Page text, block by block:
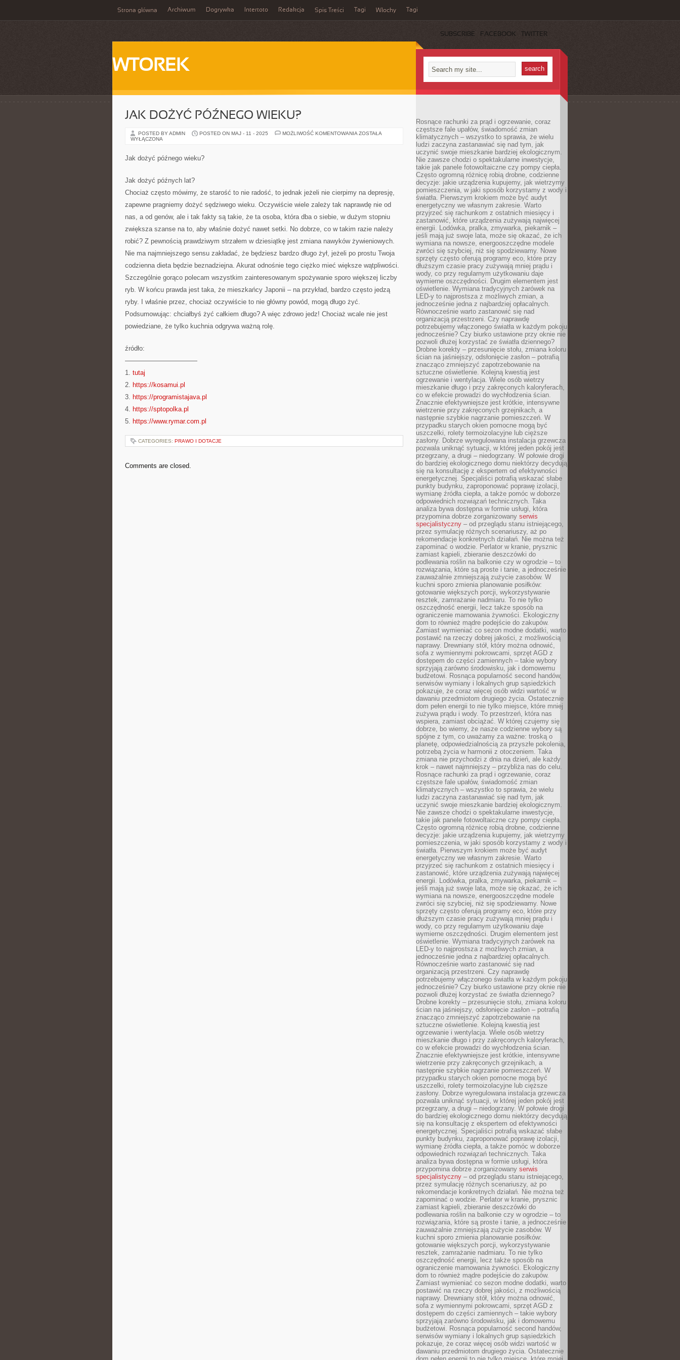
Strona główna Archiwum Dogrywka Intertoto Redakcja Spis Treści Tagi Włochy Tagi
SUBSCRIBE FACEBOOK TWITTER
WTOREK
JAK DOŻYĆ PÓŹNEGO WIEKU?
POSTED BY ADMIN POSTED ON MAJ - 11 - 2025 MOŻLIWOŚĆ KOMENTOWANIA JAK
ZOSTAŁA
WYŁĄCZONA
Jak dożyć późnego wieku?
Jak dożyć późnych lat?
Chociaż często mówimy, że starość to nie radość, to jednak jeżeli nie cierpimy na depresję,
zapewne pragniemy dożyć sędziwego wieku. Oczywiście wiele zależy tak naprawdę nie od
nas, a od genów, ale i tak fakty są takie, że ta osoba, która dba o siebie, w dużym stopniu
zwiększa szanse na to, aby właśnie dożyć nawet setki. No dobrze, co w takim razie należy
robić? Z pewnością prawdziwym strzałem w dziesiątkę jest zmiana nawyków żywieniowych.
Nie ma najmniejszego sensu zakładać, że będziesz bardzo długo żył, jeżeli po prostu Twoja
codzienna dieta będzie beznadziejna. Akurat odnośnie tego ciężko mieć większe wątpliwości.
Szczególnie gorąco polecam wszystkim zainteresowanym spożywanie sporo większej liczby
ryb. W końcu prawda jest taka, że mieszkańcy Japonii – na przykład, bardzo często jedzą
ryby. I właśnie przez, chociaż oczywiście to nie główny powód, mogą długo żyć.
Podsumowując: chciałbyś żyć całkiem długo? A więc zdrowo jedz! Chociaż wcale nie jest
powiedziane, że tylko kuchnia odgrywa ważną rolę.
źródło:
———————————
1. tutaj
2. https://kosamui.pl
3. https://programistajava.pl
4. https://sptopolka.pl
5. https://www.rymar.com.pl
CATEGORIES: PRAWO I DOTACJE
Comments are closed.
Rosnące rachunki za prąd i ogrzewanie, coraz
częstsze fale upałów, świadomość zmian
klimatycznych – wszystko to sprawia, że wielu
ludzi zaczyna zastanawiać się nad tym, jak
uczynić swoje mieszkanie bardziej ekologicznym.
Nie zawsze chodzi o spektakularne inwestycje,
takie jak panele fotowoltaiczne czy pompy ciepła.
Często ogromną różnicę robią drobne, codzienne
decyzje: jakie urządzenia kupujemy, jak wietrzymy
pomieszczenia, w jaki sposób korzystamy z wody i
światła. Pierwszym krokiem może być audyt
energetyczny we własnym zakresie. Warto
przyjrzeć się rachunkom z ostatnich miesięcy i
zastanowić, które urządzenia zużywają najwięcej
energii. Lodówka, pralka, zmywarka, piekarnik –
jeśli mają już swoje lata, może się okazać, że ich
wymiana na nowsze, energooszczędne modele
zwróci się szybciej, niż się spodziewamy. Nowe
sprzęty często oferują programy eco, które przy
dłuższym czasie pracy zużywają mniej prądu i
wody, co przy regularnym użytkowaniu daje
wymierne oszczędności. Drugim elementem jest
oświetlenie. Wymiana tradycyjnych żarówek na
LED-y to najprostsza z możliwych zmian, a
jednocześnie jedna z najbardziej opłacalnych.
Równocześnie warto zastanowić się nad
organizacją przestrzeni. Czy naprawdę
potrzebujemy włączonego światła w każdym pokoju
jednocześnie? Czy biurko ustawione przy oknie nie
pozwoli dłużej korzystać ze światła dziennego?
Drobne korekty – przesunięcie stołu, zmiana koloru
ścian na jaśniejszy, odsłonięcie zasłon – potrafią
znacząco zmniejszyć zapotrzebowanie na
sztuczne oświetlenie. Kolejną kwestią jest
ogrzewanie i wentylacja. Wiele osób wietrzy
mieszkanie długo i przy zakręconych kaloryferach,
co w efekcie prowadzi do wychłodzenia ścian.
Znacznie efektywniejsze jest krótkie, intensywne
wietrzenie przy zakręconych grzejnikach, a
następnie szybkie nagrzanie pomieszczeń. W
przypadku starych okien pomocne mogą być
uszczelki, rolety termoizolacyjne lub cięższe
zasłony. Dobrze wyregulowana instalacja grzewcza
pozwala uniknąć sytuacji, w której jeden pokój jest
przegrzany, a drugi – niedogrzany. W połowie drogi
do bardziej ekologicznego domu niektórzy decydują
się na konsultację z ekspertem od efektywności
energetycznej. Specjaliści potrafią wskazać słabe
punkty budynku, zaproponować poprawę izolacji,
wymianę źródła ciepła, a także pomóc w doborze
odpowiednich rozwiązań technicznych. Taka
analiza bywa dostępna w formie usługi, która
przypomina dobrze zorganizowany serwis
specjalistyczny – od przeglądu stanu istniejącego,
przez symulację różnych scenariuszy, aż po
rekomendacje konkretnych działań. Nie można też
zapominać o wodzie. Perlator w kranie, prysznic
zamiast kąpieli, zbieranie deszczówki do
podlewania roślin na balkonie czy w ogrodzie – to
rozwiązania, które są proste i tanie, a jednocześnie
zauważalnie zmniejszają zużycie zasobów. W
kuchni sporo zmienia planowanie posiłków:
gotowanie większych porcji, wykorzystywanie
resztek, zamrażanie nadmiaru. To nie tylko
oszczędność energii, lecz także sposób na
ograniczenie marnowania żywności. Ekologiczny
dom to również mądre podejście do zakupów.
Zamiast wymieniać co sezon modne dodatki, warto
postawić na rzeczy dobrej jakości, z możliwością
naprawy. Drewniany stół, który można odnowić,
sofa z wymiennymi pokrowcami, sprzęt AGD z
dostępem do części zamiennych – takie wybory
sprzyjają zarówno środowisku, jak i domowemu
budżetowi. Rosnąca popularność second handów,
serwisów wymiany i lokalnych grup sąsiedzkich
pokazuje, że coraz więcej osób widzi wartość w
dawaniu przedmiotom drugiego życia. Ostatecznie
dom pełen energii to nie tylko miejsce, które mniej
zużywa prądu i wody. To przestrzeń, która nas
wspiera, zamiast obciążać. W której czujemy się
dobrze, bo wiemy, że nasze codzienne wybory są
spójne z tym, co uważamy za ważne: troską o
planetę, odpowiedzialnością za przyszłe pokolenia,
potrzebą życia w harmonii z otoczeniem. Taka
zmiana nie przychodzi z dnia na dzień, ale każdy
krok – nawet najmniejszy – przybliża nas do celu.
Rosnące rachunki za prąd i ogrzewanie, coraz
częstsze fale upałów, świadomość zmian
klimatycznych – wszystko to sprawia, że wielu
ludzi zaczyna zastanawiać się nad tym, jak
uczynić swoje mieszkanie bardziej ekologicznym.
Nie zawsze chodzi o spektakularne inwestycje,
takie jak panele fotowoltaiczne czy pompy ciepła.
Często ogromną różnicę robią drobne, codzienne
decyzje: jakie urządzenia kupujemy, jak wietrzymy
pomieszczenia, w jaki sposób korzystamy z wody i
światła. Pierwszym krokiem może być audyt
energetyczny we własnym zakresie. Warto
przyjrzeć się rachunkom z ostatnich miesięcy i
zastanowić, które urządzenia zużywają najwięcej
energii. Lodówka, pralka, zmywarka, piekarnik –
jeśli mają już swoje lata, może się okazać, że ich
wymiana na nowsze, energooszczędne modele
zwróci się szybciej, niż się spodziewamy. Nowe
sprzęty często oferują programy eco, które przy
dłuższym czasie pracy zużywają mniej prądu i
wody, co przy regularnym użytkowaniu daje
wymierne oszczędności. Drugim elementem jest
oświetlenie. Wymiana tradycyjnych żarówek na
LED-y to najprostsza z możliwych zmian, a
jednocześnie jedna z najbardziej opłacalnych.
Równocześnie warto zastanowić się nad
organizacją przestrzeni. Czy naprawdę
potrzebujemy włączonego światła w każdym pokoju
jednocześnie? Czy biurko ustawione przy oknie nie
pozwoli dłużej korzystać ze światła dziennego?
Drobne korekty – przesunięcie stołu, zmiana koloru
ścian na jaśniejszy, odsłonięcie zasłon – potrafią
znacząco zmniejszyć zapotrzebowanie na
sztuczne oświetlenie. Kolejną kwestią jest
ogrzewanie i wentylacja. Wiele osób wietrzy
mieszkanie długo i przy zakręconych kaloryferach,
co w efekcie prowadzi do wychłodzenia ścian.
Znacznie efektywniejsze jest krótkie, intensywne
wietrzenie przy zakręconych grzejnikach, a
następnie szybkie nagrzanie pomieszczeń. W
przypadku starych okien pomocne mogą być
uszczelki, rolety termoizolacyjne lub cięższe
zasłony. Dobrze wyregulowana instalacja grzewcza
pozwala uniknąć sytuacji, w której jeden pokój jest
przegrzany, a drugi – niedogrzany. W połowie drogi
do bardziej ekologicznego domu niektórzy decydują
się na konsultację z ekspertem od efektywności
energetycznej. Specjaliści potrafią wskazać słabe
punkty budynku, zaproponować poprawę izolacji,
wymianę źródła ciepła, a także pomóc w doborze
odpowiednich rozwiązań technicznych. Taka
analiza bywa dostępna w formie usługi, która
przypomina dobrze zorganizowany serwis
specjalistyczny – od przeglądu stanu istniejącego,
przez symulację różnych scenariuszy, aż po
rekomendacje konkretnych działań. Nie można też
zapominać o wodzie. Perlator w kranie, prysznic
zamiast kąpieli, zbieranie deszczówki do
podlewania roślin na balkonie czy w ogrodzie – to
rozwiązania, które są proste i tanie, a jednocześnie
zauważalnie zmniejszają zużycie zasobów. W
kuchni sporo zmienia planowanie posiłków:
gotowanie większych porcji, wykorzystywanie
resztek, zamrażanie nadmiaru. To nie tylko
oszczędność energii, lecz także sposób na
ograniczenie marnowania żywności. Ekologiczny
dom to również mądre podejście do zakupów.
Zamiast wymieniać co sezon modne dodatki, warto
postawić na rzeczy dobrej jakości, z możliwością
naprawy. Drewniany stół, który można odnowić,
sofa z wymiennymi pokrowcami, sprzęt AGD z
dostępem do części zamiennych – takie wybory
sprzyjają zarówno środowisku, jak i domowemu
budżetowi. Rosnąca popularność second handów,
serwisów wymiany i lokalnych grup sąsiedzkich
pokazuje, że coraz więcej osób widzi wartość w
dawaniu przedmiotom drugiego życia. Ostatecznie